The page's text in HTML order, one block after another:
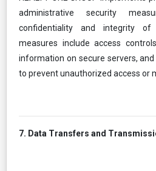
administrative security
confidentiality and integrity of
measures include access
information on secure servers,
to prevent unauthorized access or
7. Data Transfers and